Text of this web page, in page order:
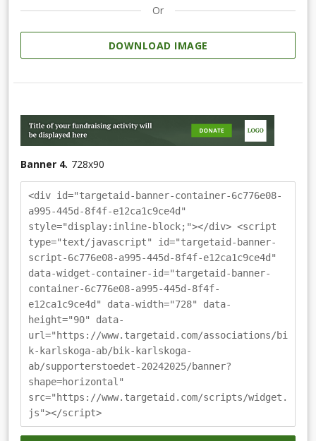
Or
DOWNLOAD IMAGE
Banner 4. 728x90
<div id="targetaid-banner-container-6c776e08-
a995-445d-8f4f-e12ca1c9ce4d"
style="display:inline-block;"></div> <script
type="text/javascript" id="targetaid-banner-
script-6c776e08-a995-445d-8f4f-e12ca1c9ce4d"
data-widget-container-id="targetaid-banner-
container-6c776e08-a995-445d-8f4f-
e12ca1c9ce4d" data-width="728" data-
height="90" data-
url="https://www.targetaid.com/associations/bi
k-karlskoga-ab/bik-karlskoga-
ab/supporterstoedet-20242025/banner?
shape=horizontal"
src="https://www.targetaid.com/scripts/widget.
js"></script>